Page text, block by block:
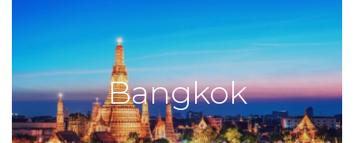
Bangkok